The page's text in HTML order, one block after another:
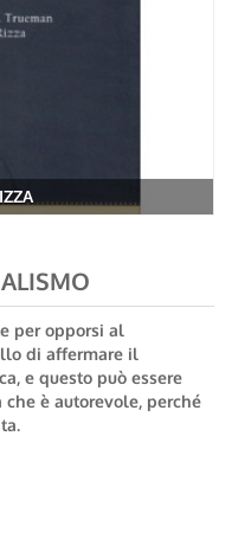
per opporsi al
di affermare il
e questo può essere
è autorevole, perché